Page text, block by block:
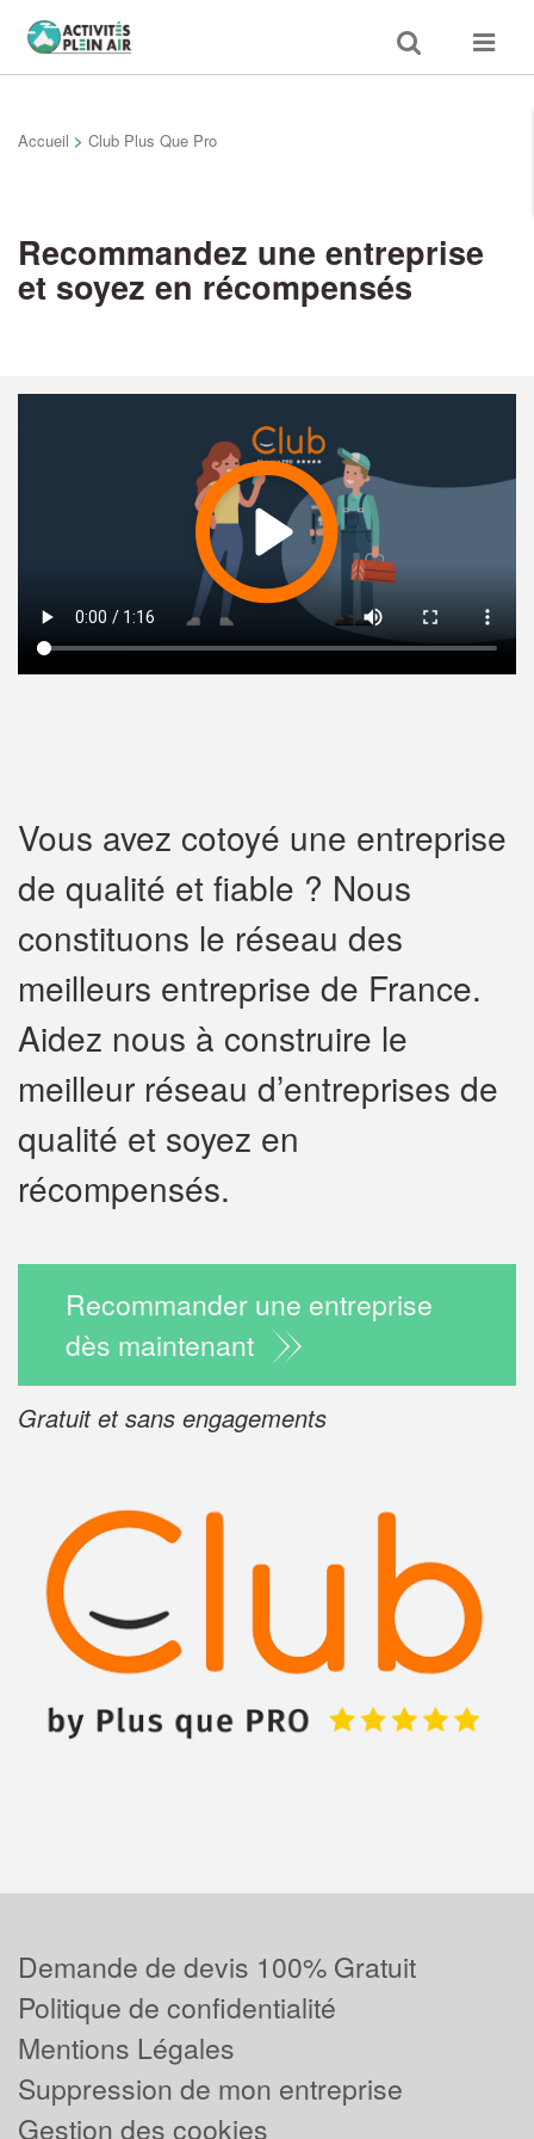
Toggle
search
Toggle
Accueil > Club Plus Que Pro
Recommandez une entreprise
et soyez en récompensés
Vous avez cotoyé une entreprise
de qualité et fiable ? Nous
constituons le réseau des
meilleurs entreprise de France.
Aidez nous à construire le
meilleur réseau d’entreprises de
qualité et soyez en
récompensés.
Recommander une entreprise
dès maintenant
Gratuit et sans engagements
✕
vosmarges
nouveaux
Demande de devis 100% Gratuit
Politique de confidentialité
Mentions Légales
Suppression de mon entreprise
Gestion des cookies